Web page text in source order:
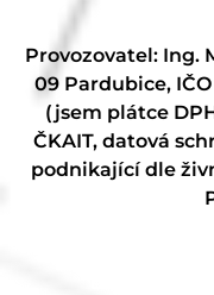
Provozovatel: Ing.
09 Pardubice, IČO
(jsem plátce
ČKAIT, datová
podnikající dle